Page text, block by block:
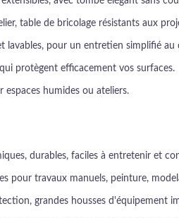
table de bricolage résistants aux
lavables, pour un entretien simplifié
protègent efficacement vos surfaces.
humides ou ateliers.
durables, faciles à entretenir et
pour travaux manuels, peinture,
grandes housses d'équipement